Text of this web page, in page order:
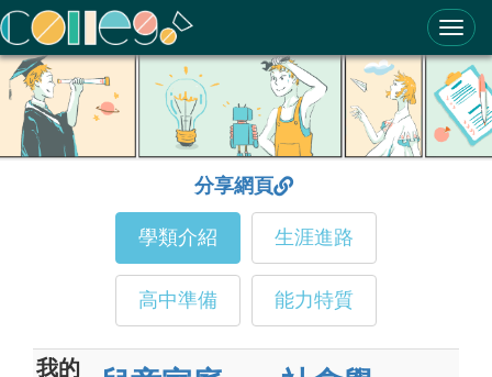
ColleGo! 大學選才與高中育才輔助系統
分享網頁
學類介紹 生涯進路
高中準備 能力特質
我的